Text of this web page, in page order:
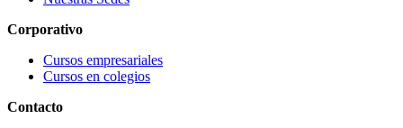
Corporativo
Cursos empresariales
Cursos en colegios
Contacto